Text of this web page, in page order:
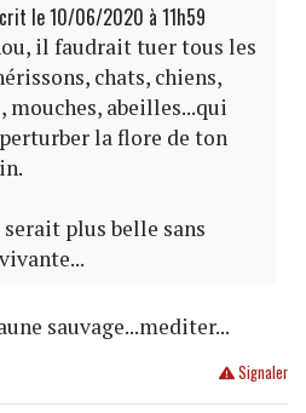
le 10/06/2020 à 11h59
il faudrait tuer tous les
chats, chiens,
mouches, abeilles...qui
la flore de ton
plus belle sans
sauvage...mediter...
Signaler